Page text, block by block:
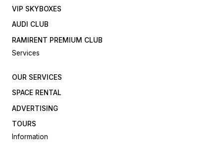
VIP SKYBOXES
AUDI CLUB
RAMIRENT PREMIUM CLUB
Services
OUR SERVICES
SPACE RENTAL
ADVERTISING
TOURS
Information